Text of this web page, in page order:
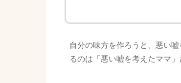
自分の味方を作ろうと、悪い
るのは「悪い嘘を考えたママ」